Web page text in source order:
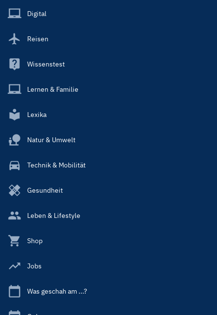
Main
Digital
Reisen
Wissenstest
Lernen & Familie
Lexika
Natur & Umwelt
Technik & Mobilität
Gesundheit
Leben & Lifestyle
Shop
Jobs
Was geschah am ...?